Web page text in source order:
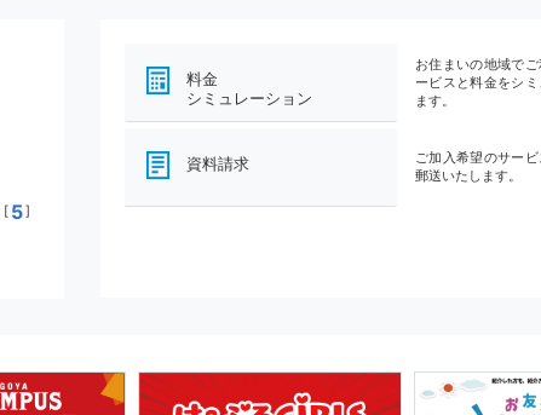
[ 5]
料金
シミュレーション
お住まいの地域で
ービスと料金をシ
ます。
資料請求
ご加入希望のサー
郵送いたします。